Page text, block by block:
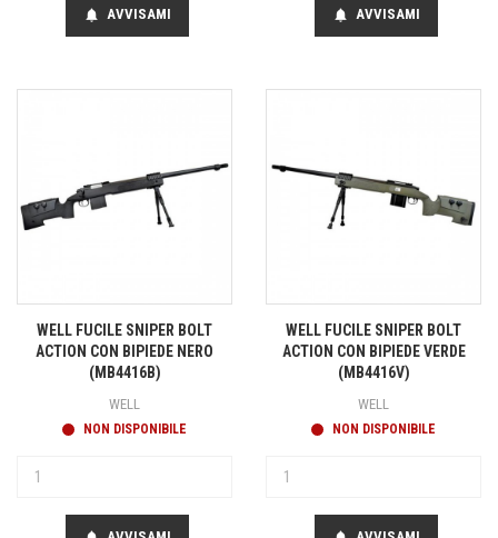
notifications AVVISAMI notifications AVVISAMI
WELL FUCILE SNIPER BOLT
ACTION CON BIPIEDE NERO
(MB4416B)
WELL
NON DISPONIBILE
WELL FUCILE SNIPER BOLT
ACTION CON BIPIEDE VERDE
(MB4416V)
WELL
NON DISPONIBILE